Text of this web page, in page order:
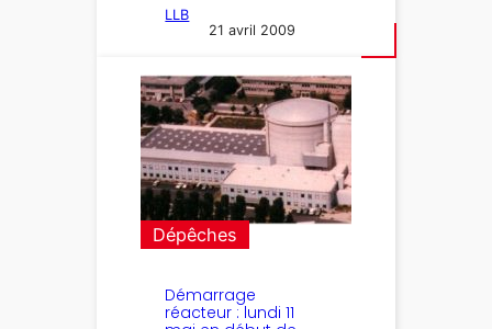
LLB
21 avril 2009
Dépêches
Démarrage
réacteur : lundi 11